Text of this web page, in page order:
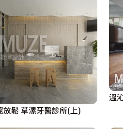
放鬆 草漯牙醫診所(上)
溫